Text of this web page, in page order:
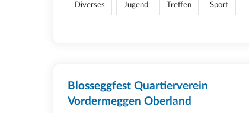
Diverses Jugend Treffen Sport
Blosseggfest Quartierverein
Vordermeggen Oberland